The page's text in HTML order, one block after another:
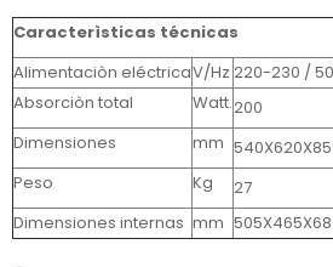
Caracterìsticas técnicas
Alimentaciòn eléctricaV/Hz 220-230 /
Absorciòn total
Watt.200
Dimensiones
mm
Peso
Kg
27
Dimensiones internas mm